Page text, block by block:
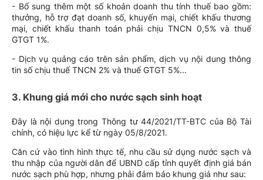
- Bổ sung thêm một số khoản doanh thu tính thuế bao gồm:
thưởng, hỗ trợ đạt doanh số, khuyến mại, chiết khấu thương
mại, chiết khấu thanh toán phải chịu TNCN 0,5% và thuế
GTGT 1%.
- Dịch vụ quảng cáo trên sản phẩm, dịch vụ nội dung thông
tin số chịu thuế TNCN 2% và thuế GTGT 5%...
3. Khung giá mới cho nước sạch sinh hoạt
Đây là nội dung trong Thông tư 44/2021/TT-BTC của Bộ Tài
chính, có hiệu lực kể từ ngày 05/8/2021.
Căn cứ vào tình hình thực tế, nhu cầu sử dụng nước sạch và
thu nhập của người dân để UBND cấp tỉnh quyết định giá bán
nước sạch phù hợp, nhưng phải đảm bảo khung giá như sau: